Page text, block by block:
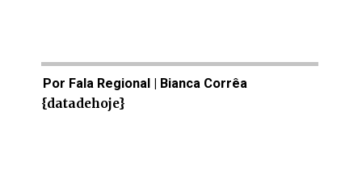
Por Fala Regional | Bianca Corrêa
{datadehoje}